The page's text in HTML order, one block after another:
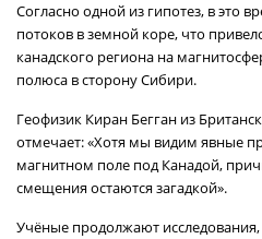
Согласно одной из гипотез, в это
потоков в земной коре, что
канадского региона на
полюса в сторону Сибири.
Геофизик Киран Бегган из
отмечает: «Хотя мы видим явные
магнитном поле под Канадой,
смещения остаются загадкой».
Учёные продолжают исследования,